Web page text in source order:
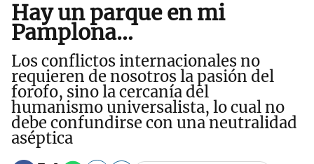
Hay un parque en mi
Pamplona…
Los conflictos internacionales no
requieren de nosotros la pasión del
forofo, sino la cercanía del
humanismo universalista, lo cual no
debe confundirse con una neutralidad
aséptica